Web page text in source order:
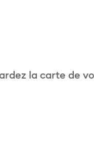
la carte de